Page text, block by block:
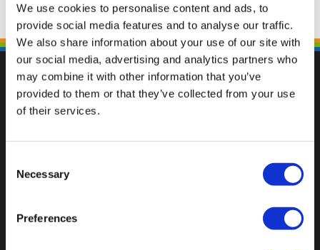
We use cookies to personalise content and ads, to
provide social media features and to analyse our traffic.
We also share information about your use of our site with
our social media, advertising and analytics partners who
may combine it with other information that you’ve
provided to them or that they’ve collected from your use
of their services.
Selection
Necessary
Preferences